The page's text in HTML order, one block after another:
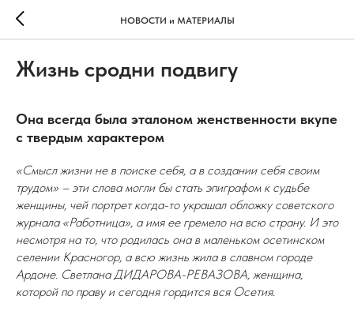
НОВОСТИ и МАТЕРИАЛЫ
Жизнь сродни подвигу
Она всегда была эталоном женственности вкупе
с твердым характером
«Смысл жизни не в поиске себя, а в создании себя своим
трудом» – эти слова могли бы стать эпиграфом к судьбе
женщины, чей портрет когда-то украшал обложку советского
журнала «Работница», а имя ее гремело на всю страну. И это
несмотря на то, что родилась она в маленьком осетинском
селении Красногор, а всю жизнь жила в славном городе
Ардоне. Светлана ДИДАРОВА-РЕВАЗОВА, женщина,
которой по праву и сегодня гордится вся Осетия.